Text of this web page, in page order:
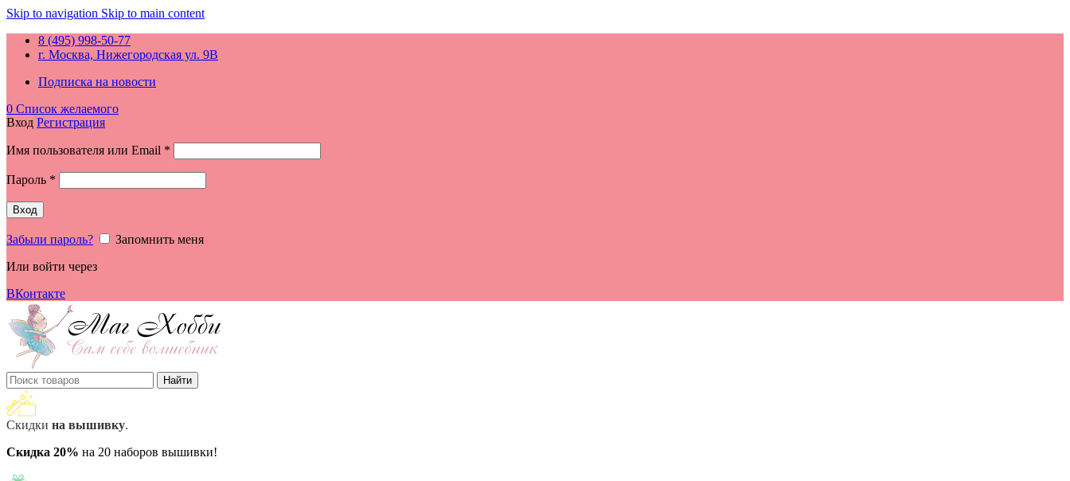
Skip to navigation Skip to main content
8 (495) 998-50-77
г. Москва, Нижегородская ул. 9В
Подписка на новости
0 Список желаемого
Вход Регистрация
Имя пользователя или Email *
Пароль *
Вход
Забыли пароль?
Запомнить меня
Или войти через
ВКонтакте
Найти
Скидки на вышивку.
Скидка 20% на 20 наборов вышивки!